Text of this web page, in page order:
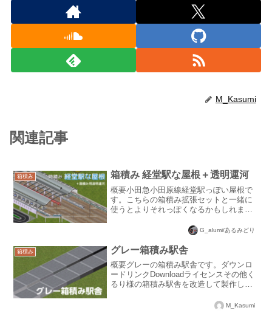
M_Kasumi
関連記事
箱積み 箱積み 経堂駅な屋根＋透明運河
概要小田急小田原線経堂駅っぽい屋根で
す。こちらの箱積み拡張セットと一緒に
使うとよりそれっぽくなるかもしれませ
てます。運河港属性です。奇数ホーム(?)
なので工夫して設置してください。性質
上既存の高架運河だと...
G_alumi/あるみどり
箱積み グレー箱積み駅舎
概要グレーの箱積み駅舎です。ダウンロ
ードリンクDownloadライセンスその他く
るり様の箱積み駅舎を改造して製作しま
M_Kasumi